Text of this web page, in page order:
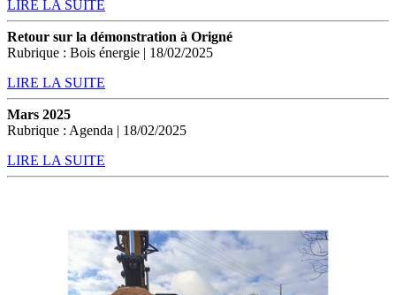
LIRE LA SUITE
Retour sur la démonstration à Origné
Rubrique : Bois énergie | 18/02/2025
LIRE LA SUITE
Mars 2025
Rubrique : Agenda | 18/02/2025
LIRE LA SUITE